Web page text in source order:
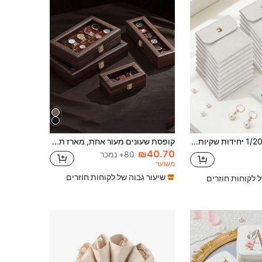
1/20 יחידות שקיות אחסון תכשיטים מיני מקטיפה עם סגירת כפתור, מתאימות לטבעות, צמידים, שרשראות, עגילים ושעונים - נהדרות לאחסון ביתי, נסיעות, מתנות, שקיות תכשיטים, שקיות לחתונה
לקוחות חוזרים
קופסת שעונים מעור אחת, מארז תצוגה לשעונים, קופסת אחסון תכשיטים, קופסת תכשיטים פרימיום
₪40.70 80+ נמכר
משוער
שיעור גבוה של לקוחות חוזרים